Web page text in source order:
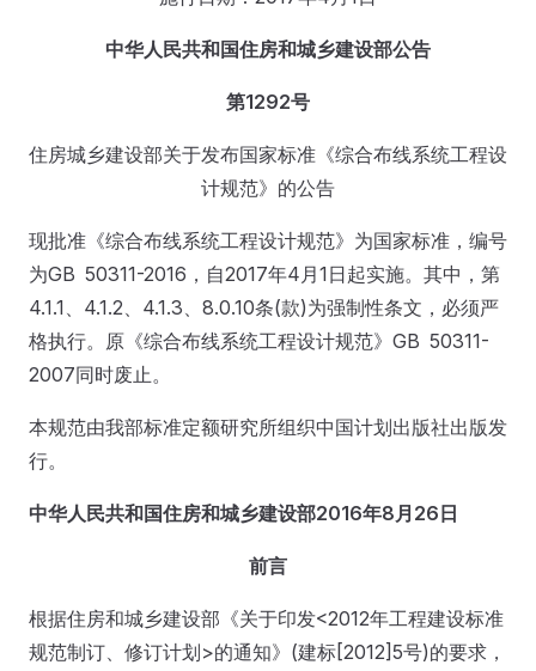
中华人民共和国住房和城乡建设部公告
第1292号
住房城乡建设部关于发布国家标准《综合布线系统工程设
计规范》的公告
现批准《综合布线系统工程设计规范》为国家标准，编号
为GB 50311-2016，自2017年4月1日起实施。其中，第
4.1.1、4.1.2、4.1.3、8.0.10条(款)为强制性条文，必须严
格执行。原《综合布线系统工程设计规范》GB 50311-
2007同时废止。
本规范由我部标准定额研究所组织中国计划出版社出版发
行。
中华人民共和国住房和城乡建设部2016年8月26日
前言
根据住房和城乡建设部《关于印发<2012年工程建设标准
规范制订、修订计划>的通知》(建标[2012]5号)的要求，